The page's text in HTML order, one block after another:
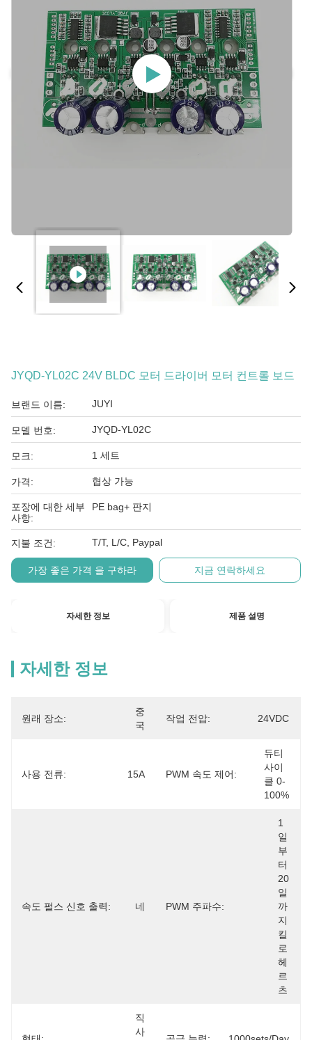
JYQD-YL02C 24V BLDC 모터 드라이버 모터 컨트롤 보드
브랜드 이름: JUYI
모델 번호: JYQD-YL02C
모크: 1 세트
가격: 협상 가능
포장에 대한 세부
사항:
PE bag+ 판지
지불 조건: T/T, L/C, Paypal
가장 좋은 가격 을 구하라 지금 연락하세요
자세한 정보 제품 설명
자세한 정보
원래 장소:
중
국
작업 전압: 24VDC
사용 전류: 15A PWM 속도 제어:
듀티
사이
클 0-
100%
속도 펄스 신호 출력: 네 PWM 주파수:
1
일
부
터
20
일
까
지
킬
로
헤
르
츠
직
사